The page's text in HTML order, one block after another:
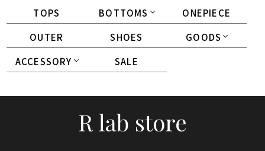
TOPS BOTTOMS
ONEPIECE
OUTER
SHOES
GOODS
ACCESSORY
SALE